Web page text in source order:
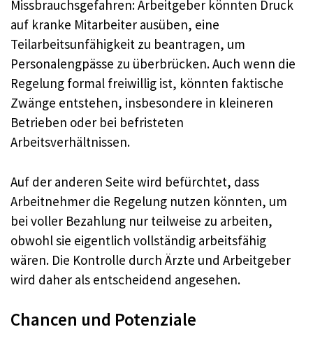
Missbrauchsgefahren: Arbeitgeber könnten Druck
auf kranke Mitarbeiter ausüben, eine
Teilarbeitsunfähigkeit zu beantragen, um
Personalengpässe zu überbrücken. Auch wenn die
Regelung formal freiwillig ist, könnten faktische
Zwänge entstehen, insbesondere in kleineren
Betrieben oder bei befristeten
Arbeitsverhältnissen.
Auf der anderen Seite wird befürchtet, dass
Arbeitnehmer die Regelung nutzen könnten, um
bei voller Bezahlung nur teilweise zu arbeiten,
obwohl sie eigentlich vollständig arbeitsfähig
wären. Die Kontrolle durch Ärzte und Arbeitgeber
wird daher als entscheidend angesehen.
Chancen und Potenziale